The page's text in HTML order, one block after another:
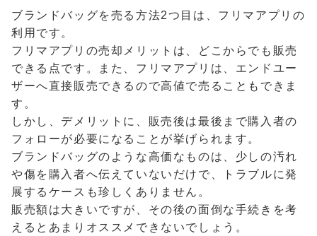
ブランドバッグを売る方法2つ目は、フリマアプリの
利用です。
フリマアプリの売却メリットは、どこからでも販売
できる点です。また、フリマアプリは、エンドユー
ザーへ直接販売できるので高値で売ることもできま
す。
しかし、デメリットに、販売後は最後まで購入者の
フォローが必要になることが挙げられます。
ブランドバッグのような高価なものは、少しの汚れ
や傷を購入者へ伝えていないだけで、トラブルに発
展するケースも珍しくありません。
販売額は大きいですが、その後の面倒な手続きを考
えるとあまりオススメできないでしょう。